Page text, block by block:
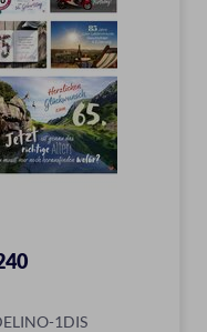
1DIS